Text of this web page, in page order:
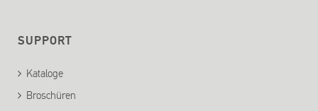
SUPPORT
Kataloge
Broschüren